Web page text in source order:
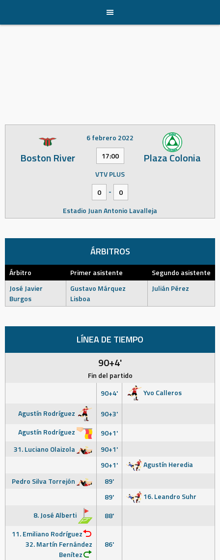
content
Boston River Plaza Colonia
6 febrero 2022
17:00
VTV PLUS
0
-
0
Estadio Juan Antonio Lavalleja
ÁRBITROS
Árbitro Primer asistente
Segundo asistente
José Javier
Burgos
Gustavo Márquez
Lisboa
Julián Pérez
LÍNEA DE TIEMPO
90+4'
Fin del partido
90+4'
Yvo Calleros
Agustín Rodríguez
90+3'
Agustín Rodríguez
90+1'
31. Luciano Olaizola
90+1'
90+1'
Agustín Heredia
Pedro Silva Torrejón
89'
89'
16. Leandro Suhr
8. José Alberti
88'
11. Emiliano Rodríguez
32. Martín Fernández
Benítez
86'